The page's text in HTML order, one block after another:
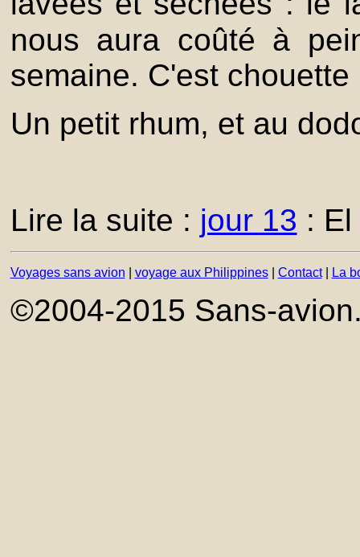
nous aura coûté à
semaine. C'est
Un petit rhum, et au
Lire la suite : jour 13 :
Voyages sans avion voyage aux Philippines| Contact| La
©2004-2015 Sans-